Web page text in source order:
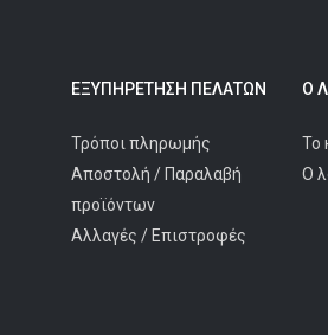
ΕΞΥΠΗΡΈΤΗΣΗ ΠΕΛΑΤΩΝ
Τρόποι πληρωμής
Αποστολή / Παραλαβή
προϊόντων
Αλλαγές / Επιστροφές
Ο
Το
Ο